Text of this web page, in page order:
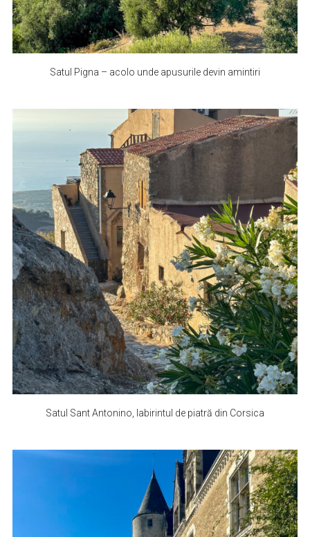
Satul Pigna – acolo unde apusurile devin amintiri
Satul Sant Antonino, labirintul de piatră din Corsica